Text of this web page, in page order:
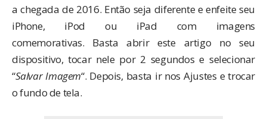
a chegada de 2016. Então seja diferente e enfeite seu
iPhone, iPod ou iPad com imagens
comemorativas. Basta abrir este artigo no seu
dispositivo, tocar nele por 2 segundos e selecionar
“Salvar Imagem“. Depois, basta ir nos Ajustes e trocar
o fundo de tela.